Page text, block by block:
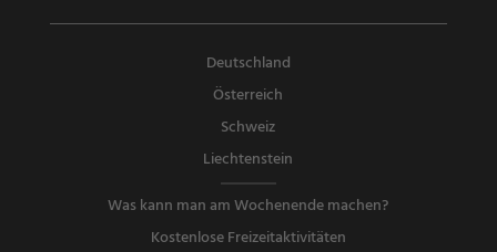
Deutschland
Österreich
Schweiz
Liechtenstein
Was kann man am Wochenende machen?
Kostenlose Freizeitaktivitäten